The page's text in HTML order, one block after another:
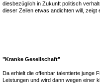
diesbezüglich in Zukunft politisch
dieser Zeilen etwas andichten will, zeigt
"Kranke Gesellschaft"
Da erhielt die offenbar talentierte junge
Leistungen und wird dann wegen einer